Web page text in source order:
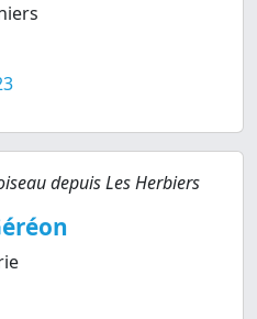
depuis Les Herbiers